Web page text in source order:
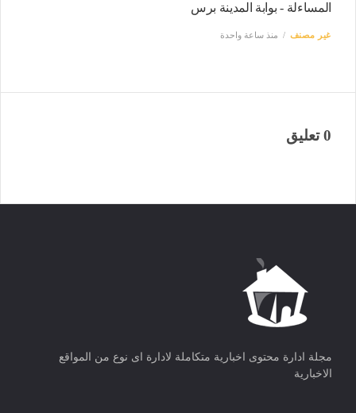
المساءلة - بوابة المدينة برس
غير مصنف منذ ساعة واحدة
0 تعليق
مجلة ادارة محتوى اخبارية متكاملة لادارة اى نوع من المواقع
الاخبارية